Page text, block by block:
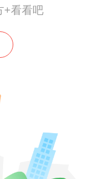
“二次元”的假
《解限机》展
巍然矗立，凭借
全场焦点。
+看看吧